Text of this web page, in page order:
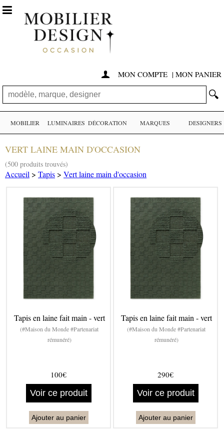
 MON COMPTE | MON PANIER
🔍

MOBILIER LUMINAIRES DÉCORATION MARQUES DESIGNERS
VERT LAINE MAIN D'OCCASION
(500 produits trouvés)
Accueil > Tapis > Vert laine main d'occasion
Tapis en laine fait main - vert
(#Maison du Monde #Partenariat
rémunéré)
100€
Voir ce produit
Ajouter au panier
Tapis en laine fait main - vert
(#Maison du Monde #Partenariat
rémunéré)
290€
Voir ce produit
Ajouter au panier